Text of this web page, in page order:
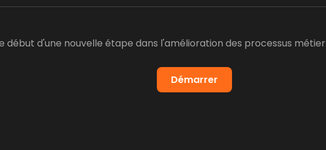
début d'une nouvelle étape dans l'amélioration des processus
Démarrer